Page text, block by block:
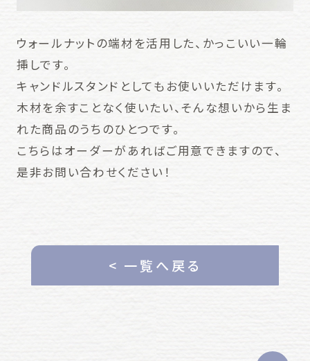
ウォールナットの端材を活用した、かっこいい一輪
挿しです。
キャンドルスタンドとしてもお使いいただけます。
木材を余すことなく使いたい、そんな想いから生ま
れた商品のうちのひとつです。
こちらはオーダーがあればご用意できますので、
是非お問い合わせください！
< 一覧へ戻る